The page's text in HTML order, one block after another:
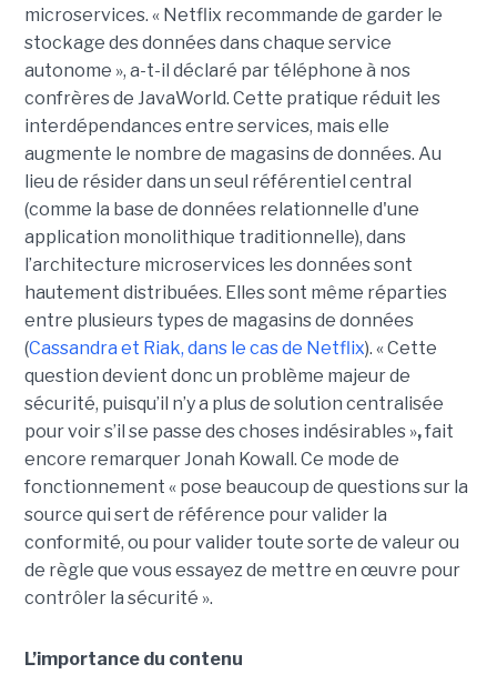
microservices. « Netflix recommande de garder le
stockage des données dans chaque service
autonome », a-t-il déclaré par téléphone à nos
confrères de JavaWorld. Cette pratique réduit les
interdépendances entre services, mais elle
augmente le nombre de magasins de données. Au
lieu de résider dans un seul référentiel central
(comme la base de données relationnelle d'une
application monolithique traditionnelle), dans
l’architecture microservices les données sont
hautement distribuées. Elles sont même réparties
entre plusieurs types de magasins de données
(Cassandra et Riak, dans le cas de Netflix). « Cette
question devient donc un problème majeur de
sécurité, puisqu’il n’y a plus de solution centralisée
pour voir s’il se passe des choses indésirables »,fait
encore remarquer Jonah Kowall. Ce mode de
fonctionnement « pose beaucoup de questions sur la
source qui sert de référence pour valider la
conformité, ou pour valider toute sorte de valeur ou
de règle que vous essayez de mettre en œuvre pour
contrôler la sécurité ».
L’importance du contenu